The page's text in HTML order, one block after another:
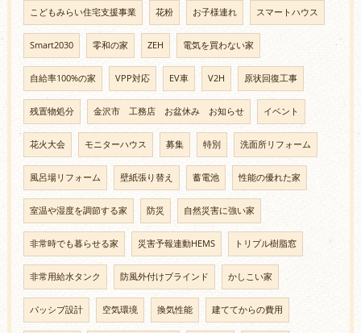
こどもみらい住宅支援事業 花粉 お子様連れ スマートハウス
Smart2030 零和の家 ZEH 電気を買わない家
自給率100%の家 VPP対応 EV車 V2H 原状回復工事
残置物処分 金沢市 工務店 お盆休み お知らせ イベント
花火大会 モニターハウス 募集 特別 洗面所リフォーム
風呂場リフォーム 壁紙張り替え 蓄電池 性能の優れた家
室温や湿度を調節する家 防災 自然災害に強い家
非常時でも暮らせる家 災害予報連動HEMS トリプル樹脂窓
非常用給水タンク 防風外付けブラインド かしこい家
パッシブ設計 空気環境 換気性能 建ててからの費用